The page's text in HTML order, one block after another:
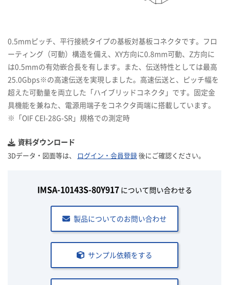
0.5mmピッチ、平行接続タイプの基板対基板コネクタです。フロ
ーティング（可動）構造を備え、XY方向に0.8mm可動、Z方向に
は0.5mmの有効嵌合長を有します。また、伝送特性としては最高
25.0Gbps※の高速伝送を実現しました。高速伝送と、ピッチ幅を
超えた可動量を両立した「ハイブリッドコネクタ」です。固定金
具機能を兼ねた、電源用端子をコネクタ両端に搭載しています。
※「OIF CEI-28G-SR」規格での測定時
資料ダウンロード
3Dデータ・図面等は、 ログイン・会員登録後にご確認ください。
IMSA-10143S-80Y917について問い合わせる
製品についてのお問い合わせ
サンプル依頼をする